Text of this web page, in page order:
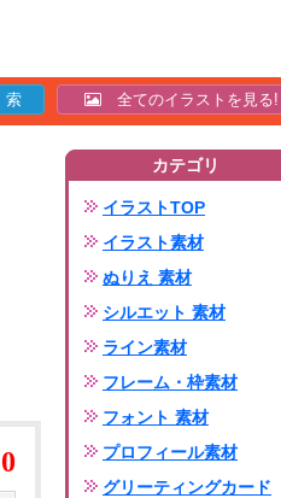
全てのイラストを見る!
0
カテゴリ
イラストTOP
イラスト素材
ぬりえ 素材
シルエット 素材
ライン素材
フレーム・枠素材
フォント 素材
プロフィール素材
グリーティングカード